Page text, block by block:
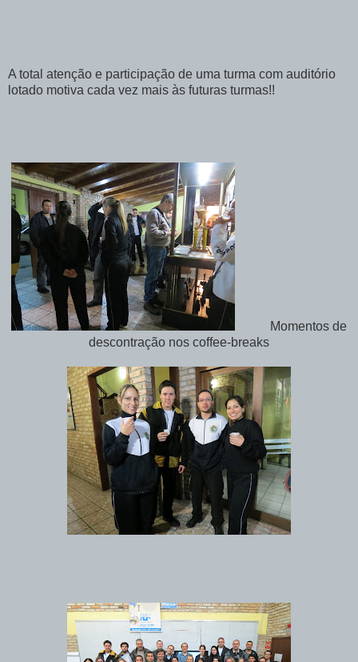
A total atenção e participação de uma turma com auditório
lotado motiva cada vez mais às futuras turmas!!
Momentos de
descontração nos coffee-breaks